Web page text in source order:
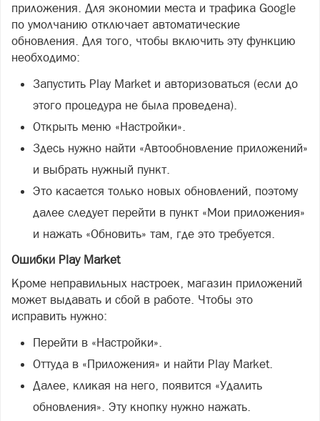
приложения. Для экономии места и трафика Google
по умолчанию отключает автоматические
обновления. Для того, чтобы включить эту функцию
необходимо:
Запустить Play Market и авторизоваться (если до
этого процедура не была проведена).
Открыть меню «Настройки».
Здесь нужно найти «Автообновление приложений»
и выбрать нужный пункт.
Это касается только новых обновлений, поэтому
далее следует перейти в пункт «Мои приложения»
и нажать «Обновить» там, где это требуется.
Ошибки Play Market
Кроме неправильных настроек, магазин приложений
может выдавать и сбой в работе. Чтобы это
исправить нужно:
Перейти в «Настройки».
Оттуда в «Приложения» и найти Play Market.
Далее, кликая на него, появится «Удалить
обновления». Эту кнопку нужно нажать.